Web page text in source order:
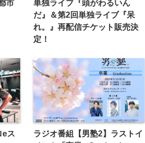
市
単独ライブ『頭がわるいん
だ』＆第2回単独ライブ『呆
れ。』再配信チケット販売決
定！
eス
ラジオ番組【男塾2】ラストイ